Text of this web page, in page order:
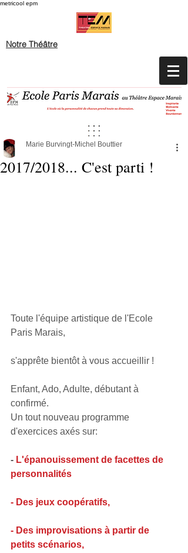
metricool epm
Notre Théâtre
2017/2018... C'est parti !
Marie Burvingt-Michel Bouttier
Toute l'équipe artistique de l'Ecole
Paris Marais,
s'apprête bientôt à vous accueillir !
Enfant, Ado, Adulte, débutant à
confirmé.
Un tout nouveau programme
d'exercices axés sur:
- L'épanouissement de facettes de
personnalités
- Des jeux coopératifs,
- Des improvisations à partir de
petits scénarios,